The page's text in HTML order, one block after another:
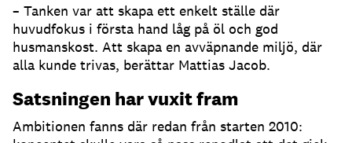
– Tanken var att skapa ett enkelt ställe där
huvudfokus i första hand låg på öl och god
husmanskost. Att skapa en avväpnande miljö, där
alla kunde trivas, berättar Mattias Jacob.
Satsningen har vuxit fram
Ambitionen fanns där redan från starten 2010: